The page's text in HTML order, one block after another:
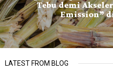
Tebu demi
Emission”
LATEST FROM BLOG